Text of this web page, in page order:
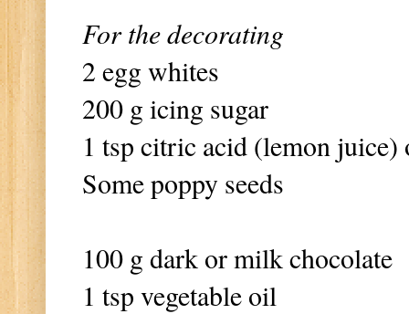
For the decorating
2 egg whites
200 g icing sugar
1 tsp citric acid (lemon juice)
Some poppy seeds
100 g dark or milk chocolate
1 tsp vegetable oil